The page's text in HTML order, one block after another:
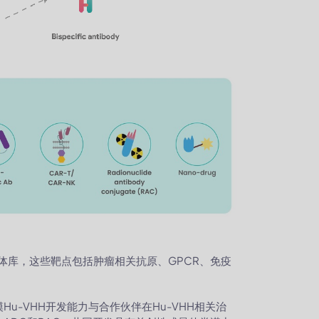
，这些靶点包括肿瘤相关抗原、GPCR、免疫
VHH开发能力与合作伙伴在Hu-VHH相关治